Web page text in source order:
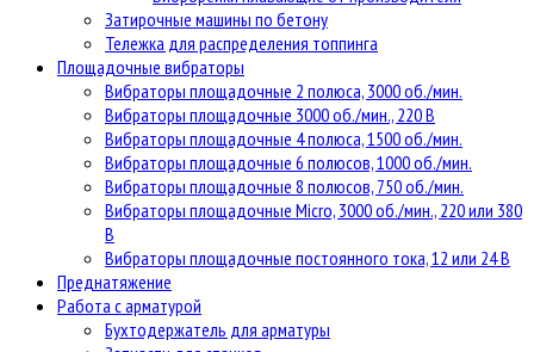
Затирочные машины по бетону
Тележка для распределения топпинга
Площадочные вибраторы
Вибраторы площадочные 2 полюса, 3000 об./мин.
Вибраторы площадочные 3000 об./мин., 220 В
Вибраторы площадочные 4 полюса, 1500 об./мин.
Вибраторы площадочные 6 полюсов, 1000 об./мин.
Вибраторы площадочные 8 полюсов, 750 об./мин.
Вибраторы площадочные Micro, 3000 об./мин., 220 или 380
В
Вибраторы площадочные постоянного тока, 12 или 24 В
Преднатяжение
Работа с арматурой
Бухтодержатель для арматуры